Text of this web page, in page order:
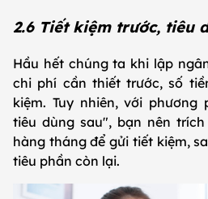
2.6 Tiết kiệm trước, tiêu
Hầu hết chúng ta khi lập
chi phí cần thiết trước, số
kiệm. Tuy nhiên, với phương
tiêu dùng sau", bạn nên
hàng tháng để gửi tiết kiệm,
tiêu phần còn lại.